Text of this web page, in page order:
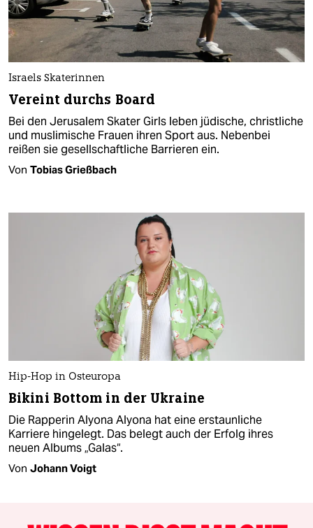
Israels Skaterinnen
Vereint durchs Board
Bei den Jerusalem Skater Girls leben jüdische, christliche
und muslimische Frauen ihren Sport aus. Nebenbei
reißen sie gesellschaftliche Barrieren ein.
Von Tobias Grießbach
Hip-Hop in Osteuropa
Bikini Bottom in der Ukraine
Die Rapperin Alyona Alyona hat eine erstaunliche
Karriere hingelegt. Das belegt auch der Erfolg ihres
neuen Albums „Galas“.
Von Johann Voigt